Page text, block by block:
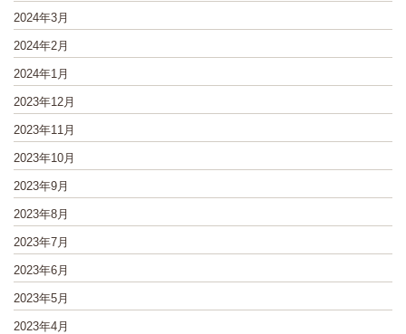
2024年3月
2024年2月
2024年1月
2023年12月
2023年11月
2023年10月
2023年9月
2023年8月
2023年7月
2023年6月
2023年5月
2023年4月